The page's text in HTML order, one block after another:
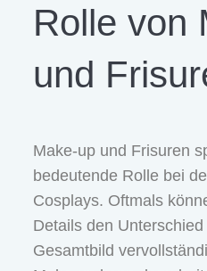
Rolle von
und
Make-up und Frisuren
bedeutende Rolle bei
Cosplays. Oftmals
Details den
Gesamtbild